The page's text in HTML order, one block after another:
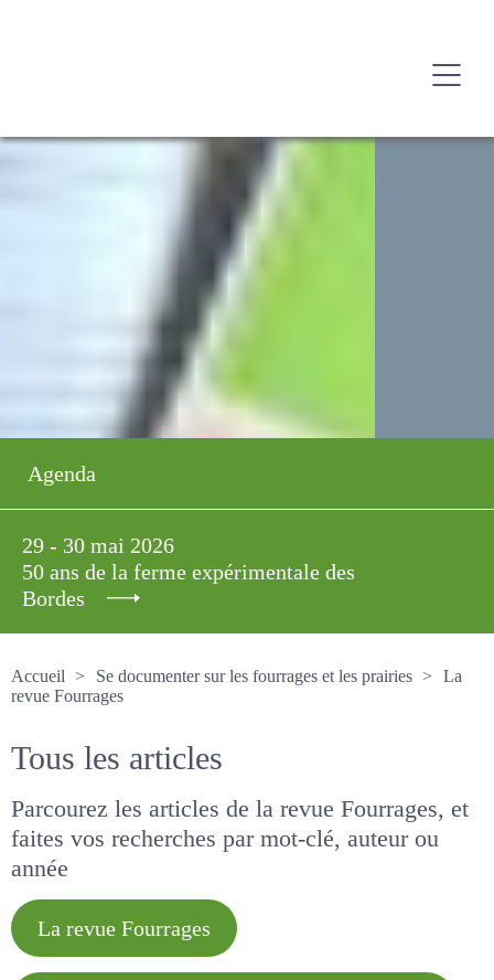
Agenda
29 - 30 mai 2026
50 ans de la ferme expérimentale des
Bordes
Accueil
Se documenter sur les fourrages et les prairies
La revue Fourrages
Tous les articles
Parcourez les articles de la revue Fourrages, et
faites vos recherches par mot-clé, auteur ou
année
La revue Fourrages